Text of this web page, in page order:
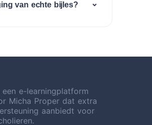
van echte bijles?
e-learningplatform
Micha Proper dat extra
aanbiedt voor